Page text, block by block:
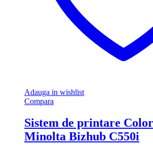
Adauga in wishlist
Compara
Sistem de printare
Minolta Bizhub C550i